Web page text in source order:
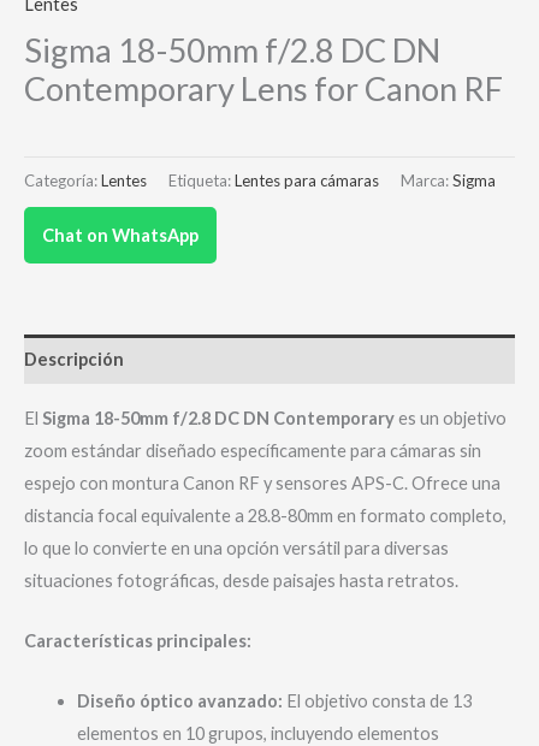
Lentes
Sigma 18-50mm f/2.8 DC DN
Contemporary Lens for Canon RF
Categoría:Lentes Etiqueta:Lentes para cámaras Marca:Sigma
Chat on WhatsApp
Descripción
El Sigma 18-50mm f/2.8 DC DN Contemporaryes un objetivo
zoom estándar diseñado específicamente para cámaras sin
espejo con montura Canon RF y sensores APS-C.Ofrece una
distancia focal equivalente a 28.8-80mm en formato completo,
lo que lo convierte en una opción versátil para diversas
situaciones fotográficas, desde paisajes hasta retratos.
Características principales:
Diseño óptico avanzado: El objetivo consta de 13
elementos en 10 grupos, incluyendo elementos